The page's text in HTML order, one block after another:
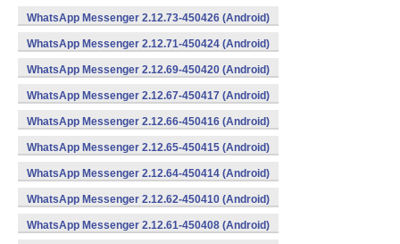
WhatsApp Messenger 2.12.73-450426 (Android)
WhatsApp Messenger 2.12.71-450424 (Android)
WhatsApp Messenger 2.12.69-450420 (Android)
WhatsApp Messenger 2.12.67-450417 (Android)
WhatsApp Messenger 2.12.66-450416 (Android)
WhatsApp Messenger 2.12.65-450415 (Android)
WhatsApp Messenger 2.12.64-450414 (Android)
WhatsApp Messenger 2.12.62-450410 (Android)
WhatsApp Messenger 2.12.61-450408 (Android)